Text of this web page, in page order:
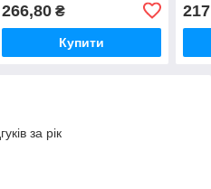
266,80₴
Купити
за рік